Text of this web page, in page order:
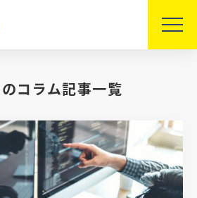
コラム記事一覧